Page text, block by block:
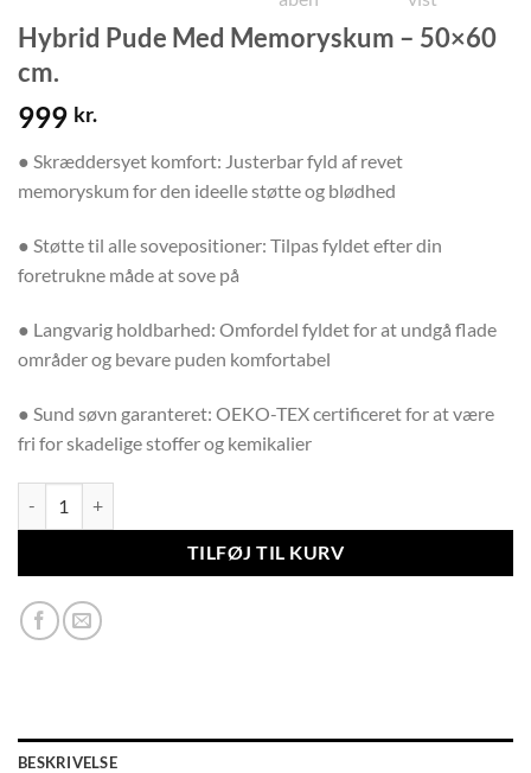
Hybrid Pude Med Memoryskum – 50×60
cm.
999 kr.
● Skræddersyet komfort: Justerbar fyld af revet
memoryskum for den ideelle støtte og blødhed
● Støtte til alle sovepositioner: Tilpas fyldet efter din
foretrukne måde at sove på
● Langvarig holdbarhed: Omfordel fyldet for at undgå flade
områder og bevare puden komfortabel
● Sund søvn garanteret: OEKO-TEX certificeret for at være
fri for skadelige stoffer og kemikalier
TILFØJ TIL KURV
BESKRIVELSE